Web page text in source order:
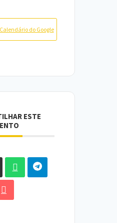
do Google
ESTE